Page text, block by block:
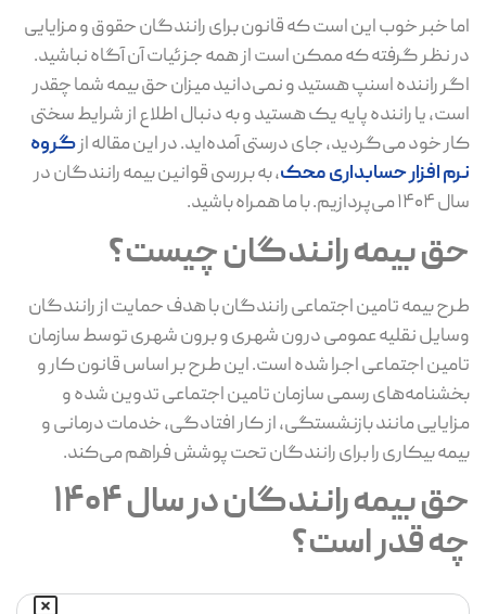
اما خبر خوب این است که قانون برای رانندگان حقوق و مزایایی
در نظر گرفته که ممکن است از همه جزئیات آن آگاه نباشید.
اگر راننده اسنپ هستید و نمی‌دانید میزان حق بیمه شما چقدر
است، یا راننده پایه یک هستید و به دنبال اطلاع از شرایط سختی
کار خود می‌گردید، جای درستی آمده‌اید. در این مقاله ازگروه
نرم افزار حسابداری محک، به بررسی قوانین بیمه رانندگان در
سال ۱۴۰۴ می‌پردازیم. با ما همراه باشید.
حق بیمه رانندگان چیست؟
طرح بیمه تامین اجتماعی رانندگان با هدف حمایت از رانندگان
وسایل نقلیه عمومی درون‌ شهری و برون‌ شهری توسط سازمان
تامین اجتماعی اجرا شده است. این طرح بر اساس قانون کار و
بخشنامه‌های رسمی سازمان تامین اجتماعی تدوین شده و
مزایایی مانند بازنشستگی، از کار افتادگی، خدمات درمانی و
بیمه بیکاری را برای رانندگان تحت پوشش فراهم می‌کند.
حق بیمه رانندگان در سال 1404
چه قدر است؟